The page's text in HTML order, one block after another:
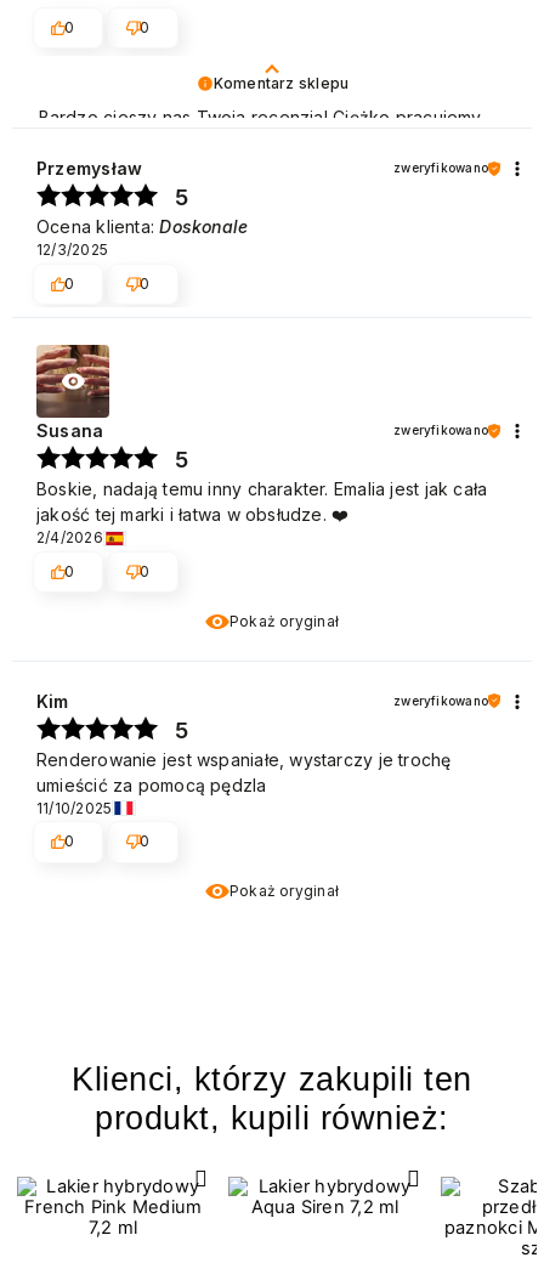
Komentarz sklepu
Bardzo cieszy nas Twoja recenzja! Ciężko pracujemy,
jesteśmy zadowoleni, że nam się udało. Mamy nadzieję,
że do nas wrócisz :) Pozdrawiamy
0
0
Przemysław zweryfikowano
5
Ocena klienta:Doskonale
12/3/2025
0
0
Pokaż oryginał
Susana zweryfikowano
5
Boskie, nadają temu inny charakter. Emalia jest jak cała
jakość tej marki i łatwa w obsłudze. ❤️
2/4/2026
0
0
Pokaż oryginał
Kim zweryfikowano
5
Renderowanie jest wspaniałe, wystarczy je trochę
umieścić za pomocą pędzla
11/10/2025
0
0
Klienci, którzy zakupili ten
produkt, kupili również: